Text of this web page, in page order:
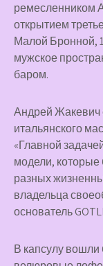
ремесленником
открытием
Малой Бронной,
мужское
баром.
Андрей Жакевич
итальянского
«Главной
модели, которые
разных
владельца
основатель
В капсулу вошли